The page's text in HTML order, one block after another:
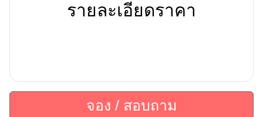
รายละเอียดราคา
จอง / สอบถาม